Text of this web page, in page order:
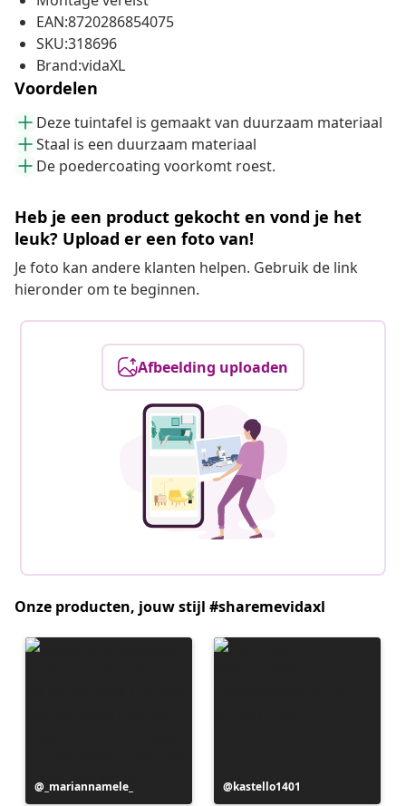
EAN:8720286854075
SKU:318696
Brand:vidaXL
Voordelen
Deze tuintafel is gemaakt van duurzaam materiaal
Staal is een duurzaam materiaal
De poedercoating voorkomt roest.
Heb je een product gekocht en vond je het
leuk? Upload er een foto van!
Je foto kan andere klanten helpen. Gebruik de link
hieronder om te beginnen.
Afbeelding uploaden
Onze producten, jouw stijl #sharemevidaxl
Bericht
_mariannamele_
Bericht
kastello1401